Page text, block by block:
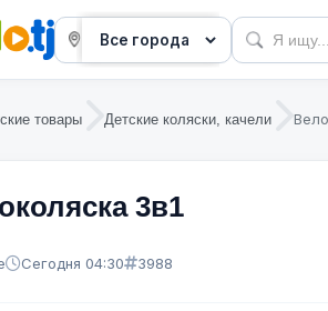
товары Детские коляски, качели
3в1
Сегодня 04:30 3988